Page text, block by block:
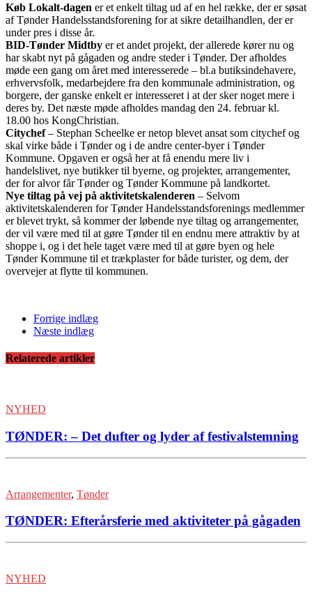
Køb Lokalt-dagen er et enkelt tiltag ud af en hel række, der er søsat
af Tønder Handelsstandsforening for at sikre detailhandlen, der er
under pres i disse år.
BID-Tønder Midtby er et andet projekt, der allerede kører nu og
har skabt nyt på gågaden og andre steder i Tønder. Der afholdes
møde een gang om året med interesserede – bl.a butiksindehavere,
erhvervsfolk, medarbejdere fra den kommunale administration, og
borgere, der ganske enkelt er interesseret i at der sker noget mere i
deres by. Det næste møde afholdes mandag den 24. februar kl.
18.00 hos KongChristian.
Citychef– Stephan Scheelke er netop blevet ansat som citychef og
skal virke både i Tønder og i de andre center-byer i Tønder
Kommune. Opgaven er også her at få enendu mere liv i
handelslivet, nye butikker til byerne, og projekter, arrangementer,
der for alvor får Tønder og Tønder Kommune på landkortet.
Nye tiltag på vej på aktivitetskalenderen – Selvom
aktivitetskalenderen for Tønder Handelsstandsforenings medlemmer
er blevet trykt, så kommer der løbende nye tiltag og arrangementer,
der vil være med til at gøre Tønder til en endnu mere attraktiv by at
shoppe i, og i det hele taget være med til at gøre byen og hele
Tønder Kommune til et trækplaster for både turister, og dem, der
overvejer at flytte til kommunen.
Forrige indlæg
Næste indlæg
Relaterede artikler
NYHED
TØNDER: – Det dufter og lyder af festivalstemning
Arrangementer, Tønder
TØNDER: Efterårsferie med aktiviteter på gågaden
NYHED